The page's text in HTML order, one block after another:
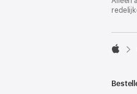
